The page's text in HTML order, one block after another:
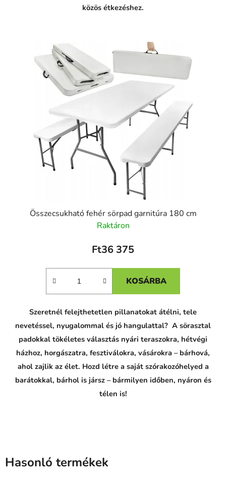
közös étkezéshez.
Összecsukható fehér sörpad garnitúra 180 cm
Raktáron
Ft36 375
KOSÁRBA
Szeretnél felejthetetlen pillanatokat átélni, tele
nevetéssel, nyugalommal és jó hangulattal? A sörasztal
padokkal tökéletes választás nyári teraszokra, hétvégi
házhoz, horgászatra, fesztiválokra, vásárokra – bárhová,
ahol zajlik az élet. Hozd létre a saját szórakozóhelyed a
barátokkal, bárhol is jársz – bármilyen időben, nyáron és
télen is!
Hasonló termékek